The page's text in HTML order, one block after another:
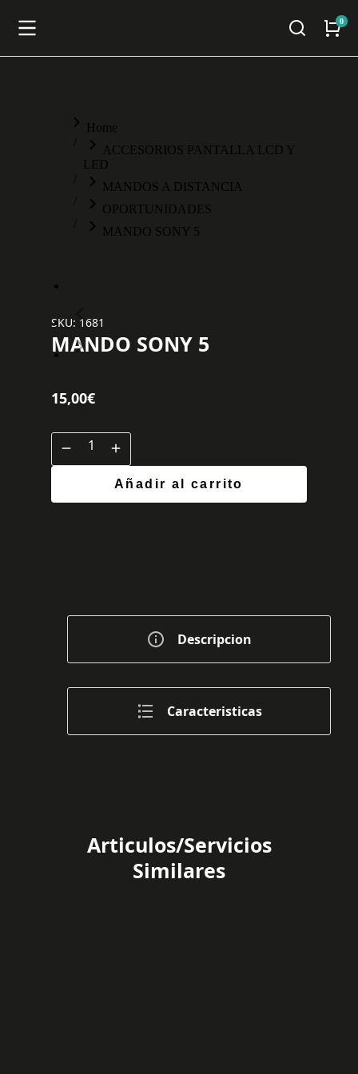
You are here:
Home
ACCESORIOS PANTALLA LCD Y
LED
MANDOS A DISTANCIA
OPORTUNIDADES
MANDO SONY 5
SKU: 1681
MANDO SONY 5
15,00€
Añadir al carrito
Descripcion
Caracteristicas
Articulos/Servicios
Similares